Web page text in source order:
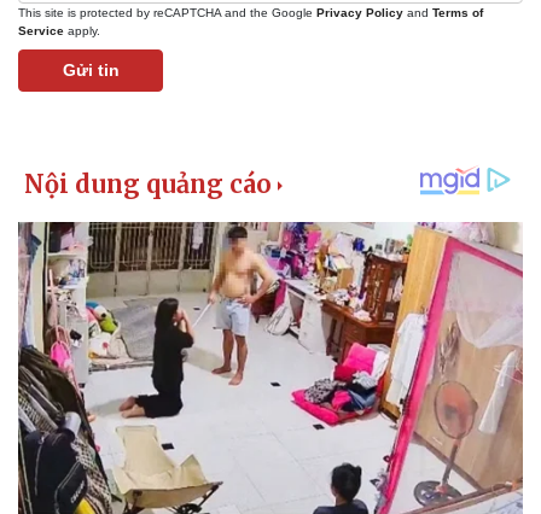
This site is protected by reCAPTCHA and the Google Privacy Policy and Terms of
Service apply.
Gửi tin